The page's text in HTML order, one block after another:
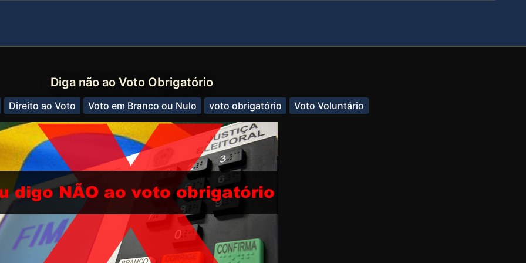
Diga não ao Voto Obrigatório
Direito ao Voto Voto em Branco ou Nulo voto obrigatório Voto Voluntário